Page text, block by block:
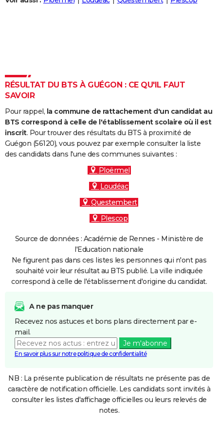
Carte de Noël
Carte Bonne année
Carte Saint-Valentin
Carte Pâques
Carte d'anniversaire
Dictionnaire
Biographies
Citations
Expressions
Proverbes
PROGRAMME TV
COPAINS D'AVANT
S'inscrire
Se connecter
Lycées
Collèges
Primaires
Universités
Entreprises
Service militaire
Avis de recherche
AVIS DE DÉCÈS
RÉSULTAT DU BTS À GUÉGON : CE QU'IL FAUT
SAVOIR
Pour rappel, la commune de rattachement d'un candidat au
BTS correspond à celle de l'établissement scolaire où il est
inscrit. Pour trouver des résultats du BTS à proximité de
Guégon (56120), vous pouvez par exemple consulter la liste
des candidats dans l'une des communes suivantes :
Ploërmel
Loudéac
Questembert
Plescop
Source de données : Académie de Rennes - Ministère de
l'Education nationale
Ne figurent pas dans ces listes les personnes qui n'ont pas
souhaité voir leur résultat au BTS publié. La ville indiquée
correspond à celle de l'établissement d'origine du candidat.
A ne pas manquer
Recevez nos astuces et bons plans directement par e-
mail.
Je m'abonne
En savoir plus sur notre politique de confidentialité
NB : La présente publication de résultats ne présente pas de
caractère de notification officielle. Les candidats sont invités à
consulter les listes d'affichage officielles ou leurs relevés de
notes.